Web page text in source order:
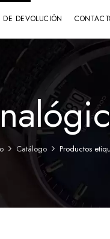
DE DEVOLUCIÓN
Catálogo Productos